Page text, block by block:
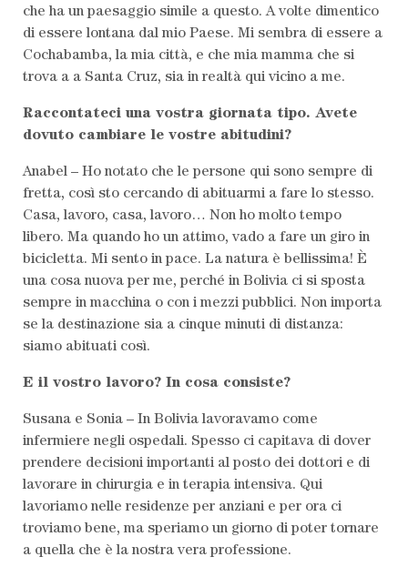
che ha un paesaggio simile a questo. A volte dimentico
di essere lontana dal mio Paese. Mi sembra di essere a
Cochabamba, la mia città, e che mia mamma che si
trova a a Santa Cruz, sia in realtà qui vicino a me.
Raccontateci una vostra giornata tipo. Avete
dovuto cambiare le vostre abitudini?
Anabel – Ho notato che le persone qui sono sempre di
fretta, così sto cercando di abituarmi a fare lo stesso.
Casa, lavoro, casa, lavoro… Non ho molto tempo
libero. Ma quando ho un attimo, vado a fare un giro in
bicicletta. Mi sento in pace. La natura è bellissima! È
una cosa nuova per me, perché in Bolivia ci si sposta
sempre in macchina o con i mezzi pubblici. Non importa
se la destinazione sia a cinque minuti di distanza:
siamo abituati così.
E il vostro lavoro? In cosa consiste?
Susana e Sonia – In Bolivia lavoravamo come
infermiere negli ospedali. Spesso ci capitava di dover
prendere decisioni importanti al posto dei dottori e di
lavorare in chirurgia e in terapia intensiva. Qui
lavoriamo nelle residenze per anziani e per ora ci
troviamo bene, ma speriamo un giorno di poter tornare
a quella che è la nostra vera professione.